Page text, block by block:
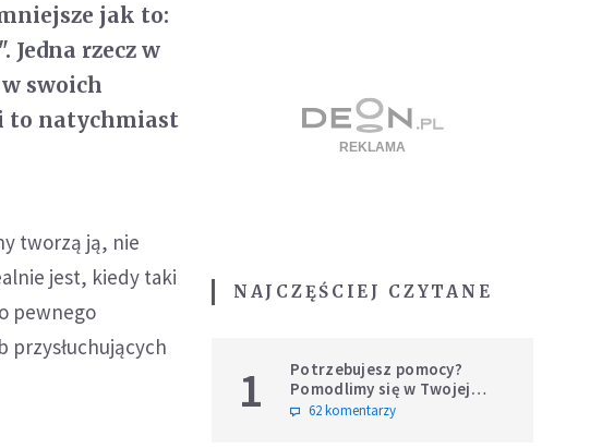
jak to:
rzecz w
swoich
to natychmiast
tworzą ją, nie
jest, kiedy taki
pewnego
przysłuchujących
NAJCZĘŚCIEJ CZYTANE
1
Potrzebujesz pomocy?
Pomodlimy się w Twojej
intencji
62 komentarzy